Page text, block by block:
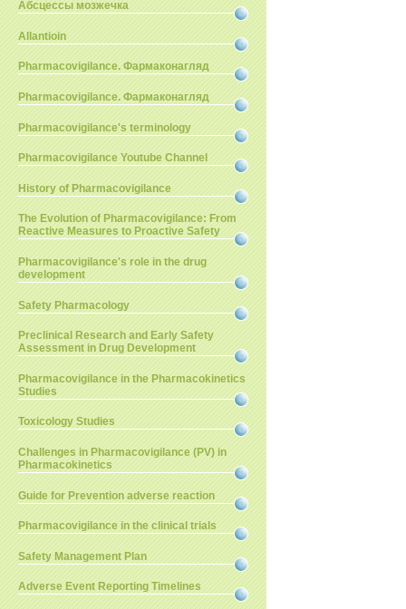
Абсцессы мозжечка
Allantioin
Pharmacovigilance. Фармаконагляд
Pharmacovigilance. Фармаконагляд
Pharmacovigilance's terminology
Pharmacovigilance Youtube Channel
History of Pharmacovigilance
The Evolution of Pharmacovigilance: From
Reactive Measures to Proactive Safety
Pharmacovigilance's role in the drug
development
Safety Pharmacology
Preclinical Research and Early Safety
Assessment in Drug Development
Pharmacovigilance in the Pharmacokinetics
Studies
Toxicology Studies
Challenges in Pharmacovigilance (PV) in
Pharmacokinetics
Guide for Prevention adverse reaction
Pharmacovigilance in the clinical trials
Safety Management Plan
Adverse Event Reporting Timelines